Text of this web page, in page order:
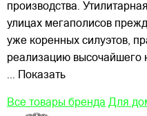
производства.
улицах мегаполисов
уже коренных силуэтов,
реализацию высочайшего
... Показать
Все товары бренда Для